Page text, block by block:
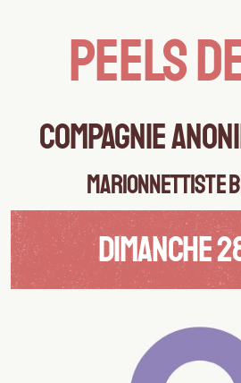
PEELS
COMPAGNIE
Marionnettiste
DIMANCHE